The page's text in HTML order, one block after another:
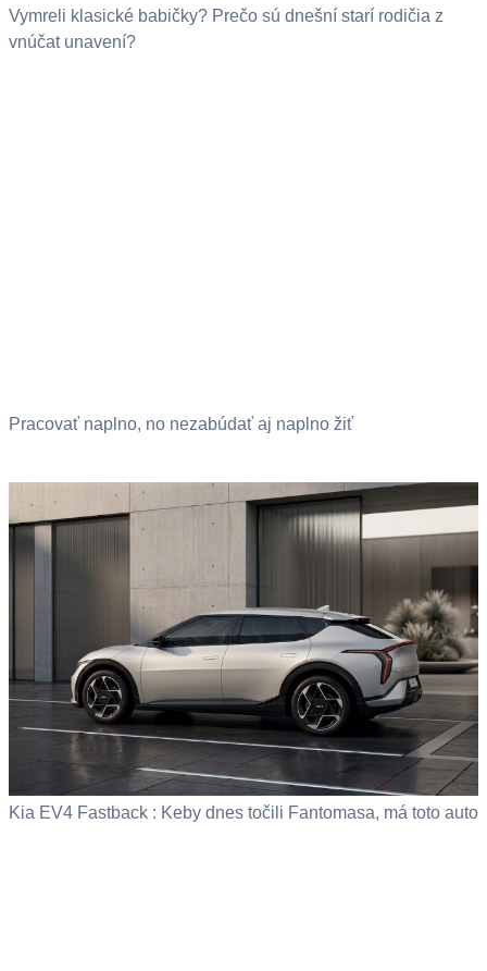
Vymreli klasické babičky? Prečo sú dnešní starí rodičia z
vnúčat unavení?
Pracovať naplno, no nezabúdať aj naplno žiť
Kia EV4 Fastback : Keby dnes točili Fantomasa, má toto auto